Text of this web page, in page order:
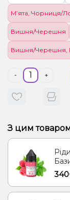
М’ята, Чорниця/
Вишня/Черешня
Вишня/Черешня,
- +
З цим